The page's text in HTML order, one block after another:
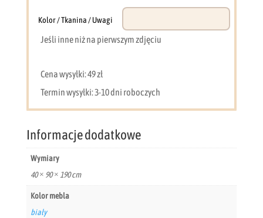
90
2
loft
BG2
Kolor / Tkanina / Uwagi
Jeśli inne niż na pierwszym zdjęciu
Cena wysyłki: 49 zł
Termin wysyłki: 3-10 dni roboczych
Informacje dodatkowe
Wymiary
40 × 90 × 190 cm
Kolor mebla
biały